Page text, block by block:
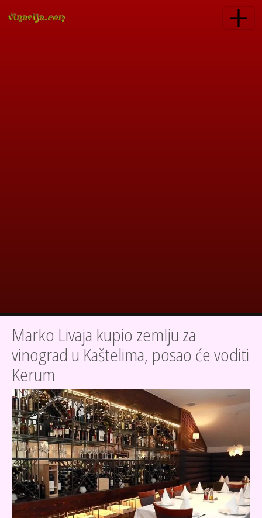
Marko Livaja kupio zemlju za
vinograd u Kaštelima, posao će voditi
Kerum
SLIKA